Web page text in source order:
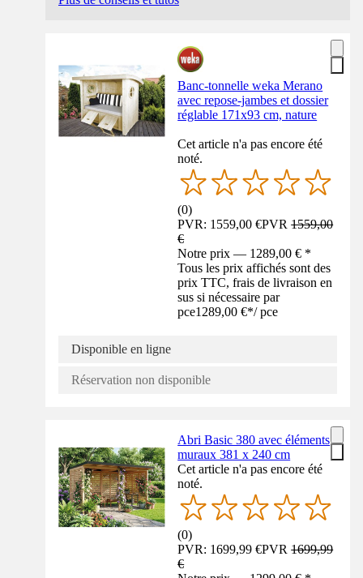
Banc-tonnelle weka Merano
avec repose-jambes et dossier
réglable 171x93 cm, nature
Cet article n'a pas encore été
noté.
(0)
PVR: 1559,00 €PVR1559,00
€
Notre prix — 1289,00 € *
Tous les prix affichés sont des
prix TTC, frais de livraison en
sus si nécessaire par
pce1289,00 €*/ pce
Disponible en ligne
Réservation non disponible
Abri Basic 380 avec éléments
muraux 381 x 240 cm
Cet article n'a pas encore été
noté.
(0)
PVR: 1699,99 €PVR1699,99
€